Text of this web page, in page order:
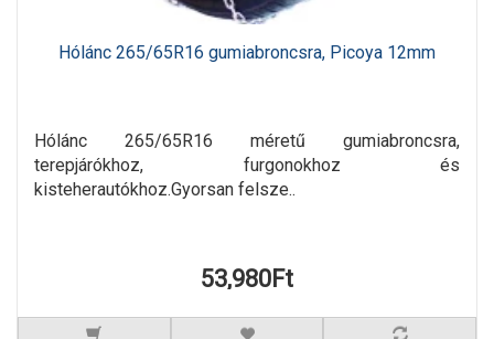
Hólánc 265/65R16 gumiabroncsra, Picoya 12mm
Hólánc 265/65R16 méretű gumiabroncsra,
terepjárókhoz, furgonokhoz és
kisteherautókhoz.Gyorsan felsze..
53,980Ft